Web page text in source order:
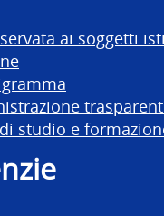
ai soggetti
studio e